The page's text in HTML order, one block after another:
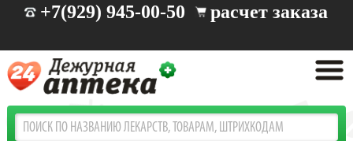
+7(929) 945-00-50 расчет заказа